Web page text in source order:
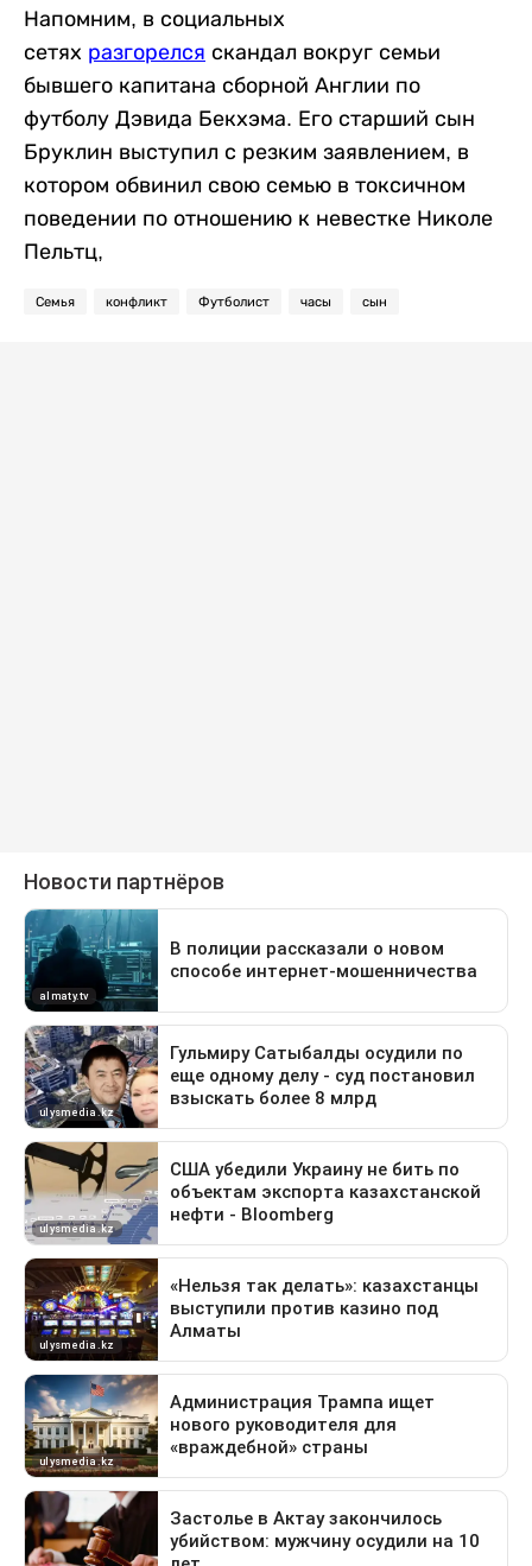
Напомним, в социальных
сетях разгорелся скандал вокруг семьи
бывшего капитана сборной Англии по
футболу Дэвида Бекхэма. Его старший сын
Бруклин выступил с резким заявлением, в
котором обвинил свою семью в токсичном
поведении по отношению к невестке Николе
Пельтц,
Семья конфликт Футболист часы сын